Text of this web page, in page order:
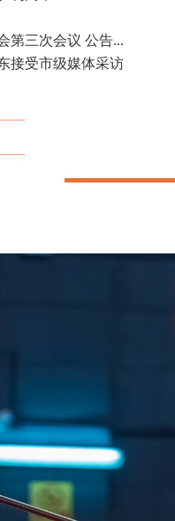
第三次会议 公告...
接受市级媒体采访